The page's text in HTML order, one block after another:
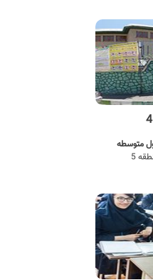
متوسطه
5